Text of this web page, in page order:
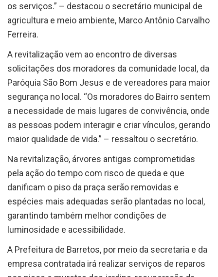
os serviços.” – destacou o secretário municipal de
agricultura e meio ambiente, Marco Antônio Carvalho
Ferreira.
A revitalização vem ao encontro de diversas
solicitações dos moradores da comunidade local, da
Paróquia São Bom Jesus e de vereadores para maior
segurança no local. “Os moradores do Bairro sentem
a necessidade de mais lugares de convivência, onde
as pessoas podem interagir e criar vínculos, gerando
maior qualidade de vida.” – ressaltou o secretário.
Na revitalização, árvores antigas comprometidas
pela ação do tempo com risco de queda e que
danificam o piso da praça serão removidas e
espécies mais adequadas serão plantadas no local,
garantindo também melhor condições de
luminosidade e acessibilidade.
A Prefeitura de Barretos, por meio da secretaria e da
empresa contratada irá realizar serviços de reparos